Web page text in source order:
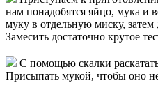
нам понадобятся яйцо, мука и
муку в отдельную миску, затем
Замесить достаточно крутое
С помощью скалки
Присыпать мукой, чтобы оно